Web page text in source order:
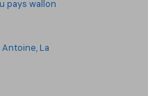
pays wallon
La